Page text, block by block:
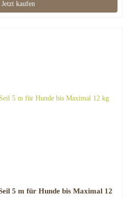
Jetzt kaufen
5 m für Hunde bis Maximal 12